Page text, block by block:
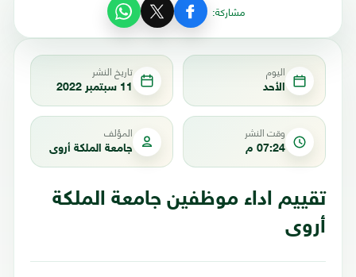
مشاركة:
اليوم
الأحد
تاريخ النشر
11 سبتمبر 2022
وقت النشر
07:24 م
المؤلف
جامعة الملكة أروى
تقييم اداء موظفين جامعة الملكة
أروى